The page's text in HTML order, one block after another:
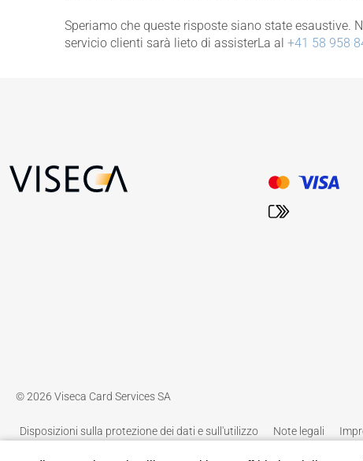
Speriamo che queste risposte siano state esaustive.
servicio clienti sarà lieto di assisterLa al +41 58 958
© 2026 Viseca Card Services SA
Disposizioni sulla protezione dei dati e sull'utilizzo Note legali